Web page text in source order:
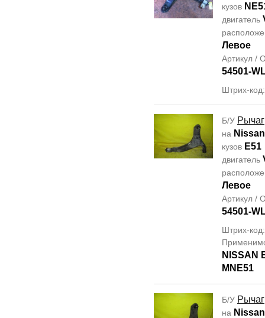
кузов
двигатель
Левое
Артикул /
54501-
Штрих-
Б/У Рычаг
на
кузов E51
двигатель
Левое
Артикул /
54501-
Штрих-
NISSAN
MNE51
Б/У Рычаг
на